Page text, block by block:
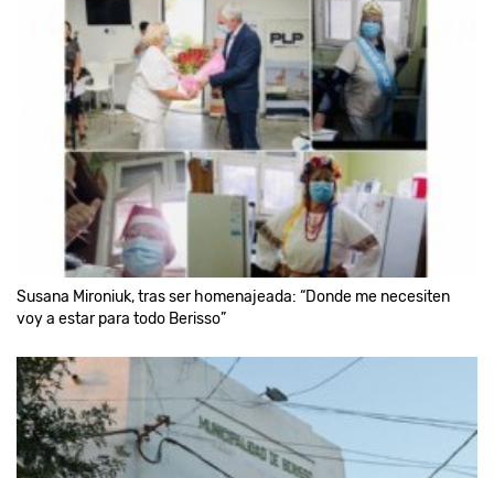
Susana Mironiuk, tras ser homenajeada: “Donde me necesiten
voy a estar para todo Berisso”